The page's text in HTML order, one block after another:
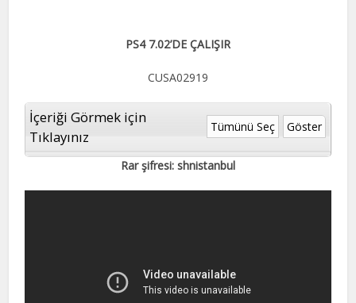
PS4 7.02’DE ÇALIŞIR
CUSA02919
İçeriği Görmek için
Tıklayınız
Tümünü Seç Göster
Rar şifresi: shnistanbul